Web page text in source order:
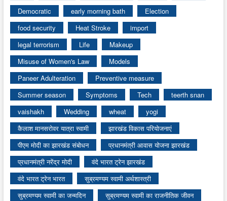
Democratic
early morning bath
Election
food security
Heat Stroke
import
legal terrorism
Life
Makeup
Misuse of Women's Law
Models
Paneer Adulteration
Preventive measure
Summer season
Symptoms Tech
teerth snan
vaishakh
Wedding wheat
yogi
कैलाश मानसरोवर यात्रा स्वामी
झारखंड विकास परियोजनाएं
पीएम मोदी का झारखंड संबोधन
प्रधानमंत्री आवास योजना झारखंड
प्रधानमंत्री नरेंद्र मोदी
वंदे भारत ट्रेन झारखंड
वंदे भारत ट्रेन भारत
सुब्रमण्यम स्वामी अर्थशास्त्री
सुब्रमण्यम स्वामी का जन्मदिन
सुब्रमण्यम स्वामी का राजनीतिक जीवन